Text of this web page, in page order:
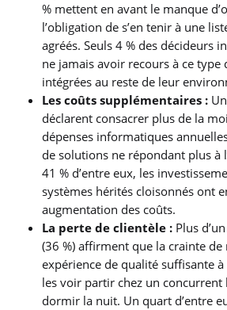
% mettent en avant le manque
l’obligation de s’en tenir à une
agréés. Seuls 4 % des décideurs
ne jamais avoir recours à ce type
intégrées au reste de leur
Les coûts supplémentaires :
déclarent consacrer plus de la
dépenses informatiques
de solutions ne répondant plus à
41 % d’entre eux, les
systèmes hérités cloisonnés ont
augmentation des coûts.
La perte de clientèle : Plus
(36 %) affirment que la crainte
expérience de qualité suffisante
les voir partir chez un concurrent
dormir la nuit. Un quart d’entre